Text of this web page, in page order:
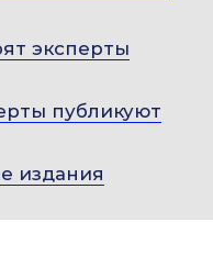
эксперты
публикуют
издания